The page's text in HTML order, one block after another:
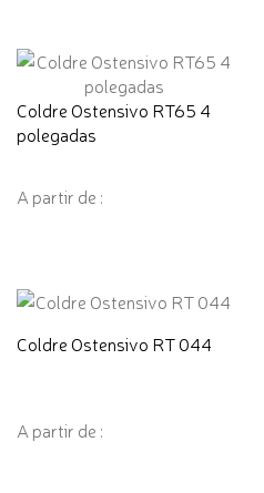
Coldre Ostensivo RT65 4
polegadas
A partir de :
Coldre Ostensivo RT 044
A partir de :